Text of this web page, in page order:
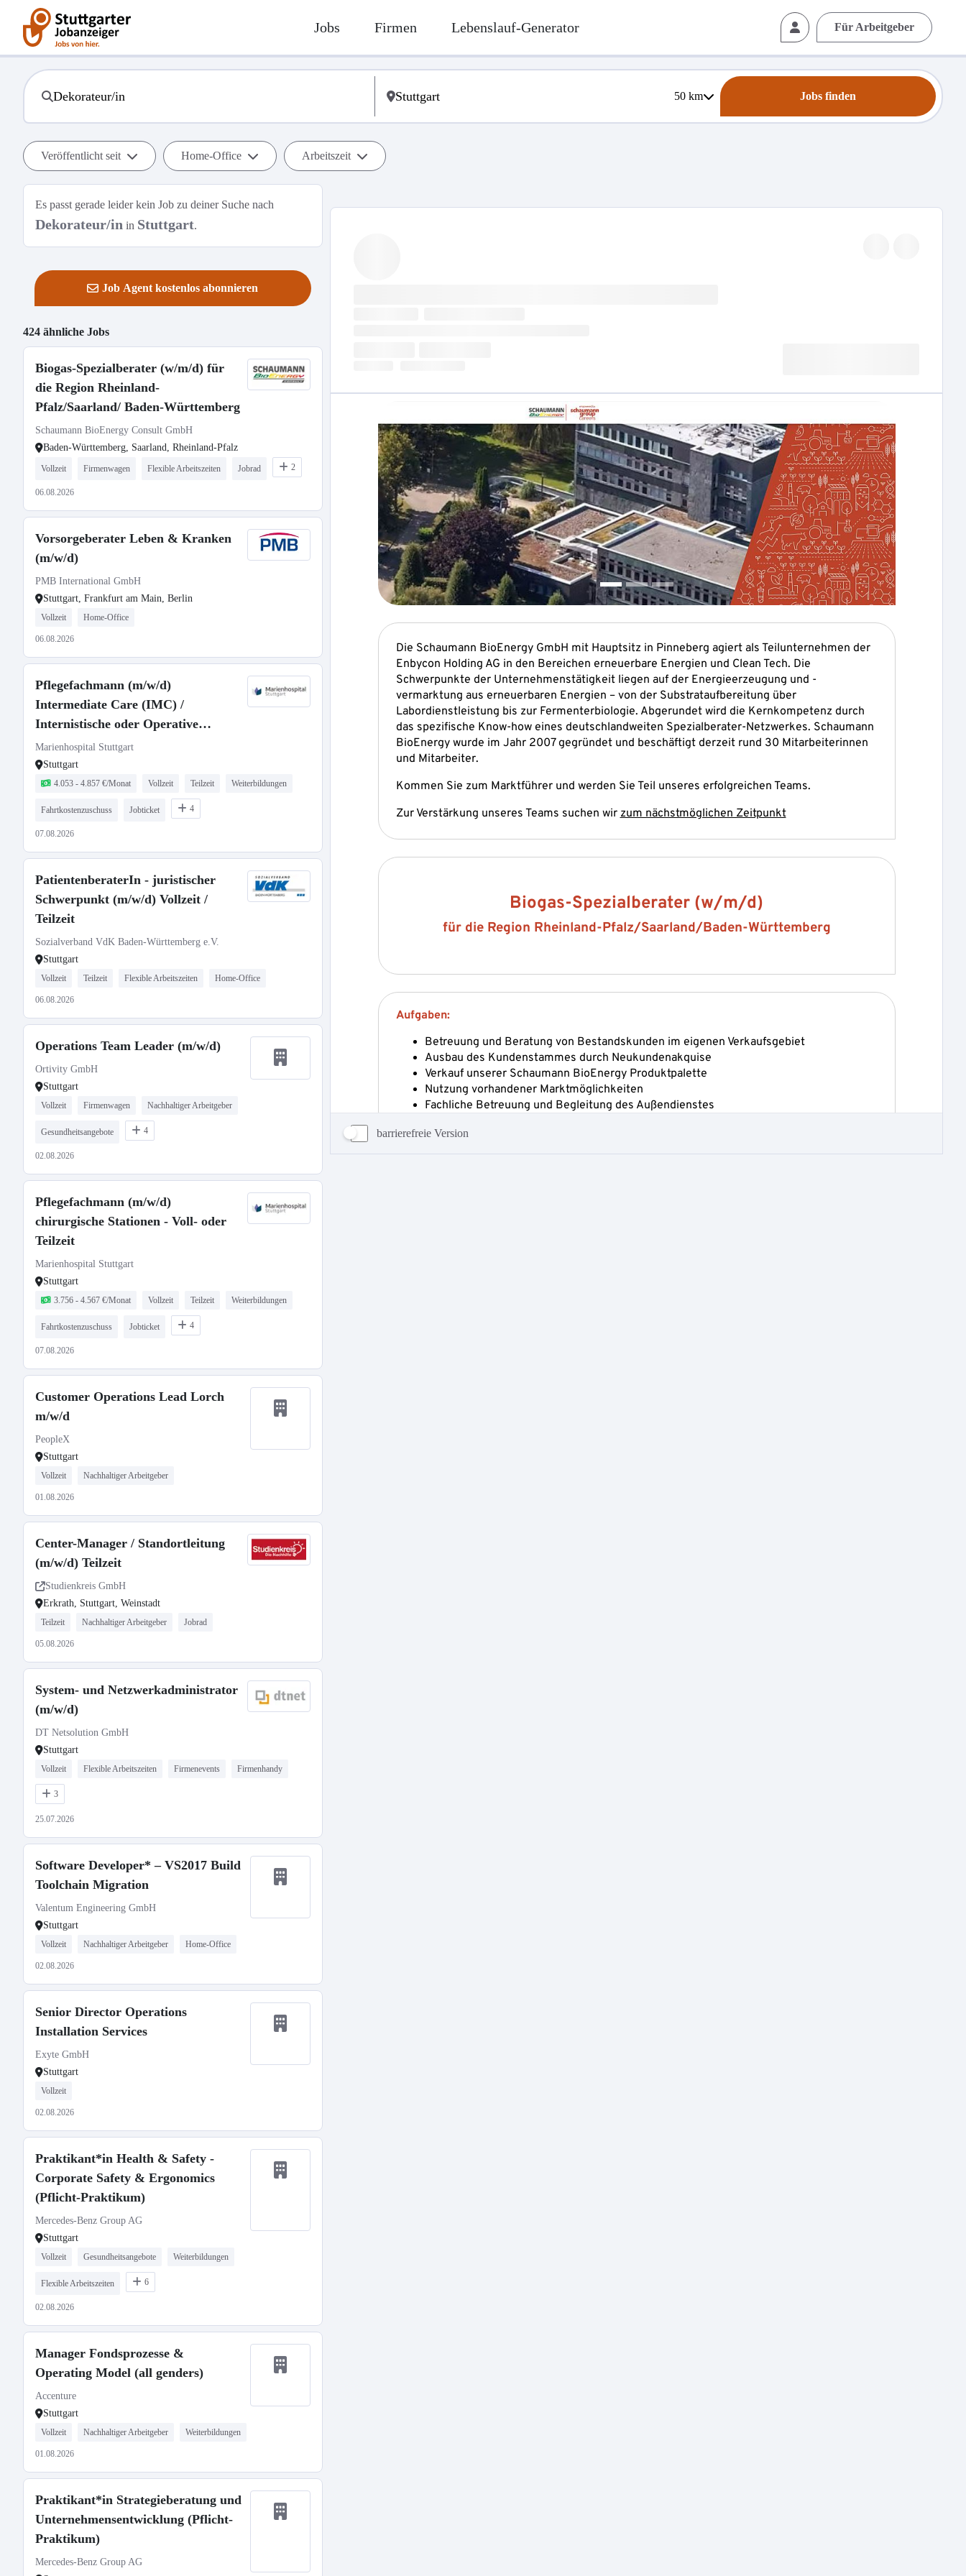
Jobs Firmen Lebenslauf-Generator Für Arbeitgeber
50km Jobs finden
Veröffentlicht seit Home-Office Arbeitszeit
Es passt gerade leider kein Job zu deiner Suche nach
Dekorateur/in in Stuttgart.
Job Agent kostenlos abonnieren
424 ähnliche Jobs
Biogas-Spezialberater (w/m/d) für
die Region Rheinland-
Pfalz/Saarland/ Baden-Württemberg
Schaumann BioEnergy Consult GmbH
Baden-Württemberg, Saarland, Rheinland-Pfalz
Vollzeit Firmenwagen Flexible Arbeitszeiten Jobrad 2
06.08.2026
Vorsorgeberater Leben & Kranken
(m/w/d)
PMB International GmbH
Stuttgart, Frankfurt am Main, Berlin
Vollzeit Home-Office
06.08.2026
Pflegefachmann (m/w/d)
Intermediate Care (IMC) /
Internistische oder Operative
Intensivstation - Voll- oder Teilzeit
Marienhospital Stuttgart
Stuttgart
4.053 - 4.857 €/Monat Vollzeit Teilzeit Weiterbildungen
Fahrtkostenzuschuss Jobticket 4
07.08.2026
PatientenberaterIn - juristischer
Schwerpunkt (m/w/d) Vollzeit /
Teilzeit
Sozialverband VdK Baden-Württemberg e.V.
Stuttgart
Vollzeit Teilzeit Flexible Arbeitszeiten Home-Office
06.08.2026
Operations Team Leader (m/w/d)
Ortivity GmbH
Stuttgart
Vollzeit Firmenwagen Nachhaltiger Arbeitgeber
Gesundheitsangebote 4
02.08.2026
Pflegefachmann (m/w/d)
chirurgische Stationen - Voll- oder
Teilzeit
Marienhospital Stuttgart
Stuttgart
3.756 - 4.567 €/Monat Vollzeit Teilzeit Weiterbildungen
Fahrtkostenzuschuss Jobticket 4
07.08.2026
Customer Operations Lead Lorch
m/w/d
PeopleX
Stuttgart
Vollzeit Nachhaltiger Arbeitgeber
01.08.2026
Center-Manager / Standortleitung
(m/w/d) Teilzeit
Studienkreis GmbH
Erkrath, Stuttgart, Weinstadt
Teilzeit Nachhaltiger Arbeitgeber Jobrad
05.08.2026
System- und Netzwerkadministrator
(m/w/d)
DT Netsolution GmbH
Stuttgart
Vollzeit Flexible Arbeitszeiten Firmenevents Firmenhandy
3
25.07.2026
Software Developer* – VS2017 Build
Toolchain Migration
Valentum Engineering GmbH
Stuttgart
Vollzeit Nachhaltiger Arbeitgeber Home-Office
02.08.2026
Senior Director Operations
Installation Services
Exyte GmbH
Stuttgart
Vollzeit
02.08.2026
Praktikant*in Health & Safety -
Corporate Safety & Ergonomics
(Pflicht-Praktikum)
Mercedes-Benz Group AG
Stuttgart
Vollzeit Gesundheitsangebote Weiterbildungen
Flexible Arbeitszeiten 6
02.08.2026
Manager Fondsprozesse &
Operating Model (all genders)
Accenture
Stuttgart
Vollzeit Nachhaltiger Arbeitgeber Weiterbildungen
01.08.2026
Praktikant*in Strategieberatung und
Unternehmensentwicklung (Pflicht-
Praktikum)
Mercedes-Benz Group AG
barrierefreie Version